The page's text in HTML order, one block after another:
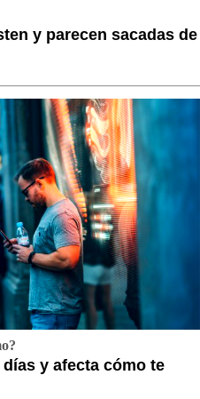
y parecen sacadas de
y afecta cómo te